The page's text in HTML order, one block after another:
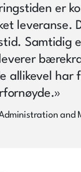
er
leveranse.
Samtidig
allikevel har
»
and